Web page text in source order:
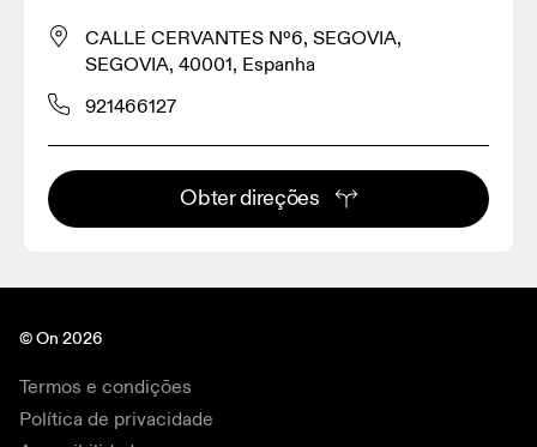
CALLE CERVANTES Nº6, SEGOVIA,
SEGOVIA, 40001, Espanha
921466127
Obter direções
© On 2026
Termos e condições
Política de privacidade